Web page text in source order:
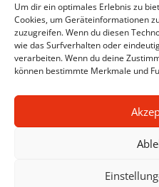
Um dir ein optimales Erlebnis zu
Cookies, um Geräteinformationen
zuzugreifen. Wenn du diesen
wie das Surfverhalten oder
verarbeiten. Wenn du deine
können bestimmte Merkmale und